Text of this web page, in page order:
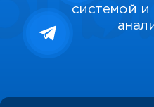
системой и